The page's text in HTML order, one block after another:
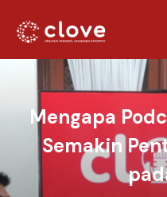
Mengapa
Semakin